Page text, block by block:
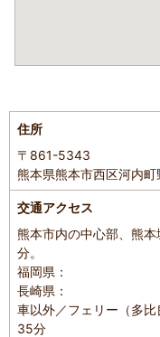
住所
〒861-5343
熊本県熊本市西区河内町
交通アクセス
熊本市内の中心部、熊
分。
福岡県：
長崎県：
車以外／フェリー（多
35分